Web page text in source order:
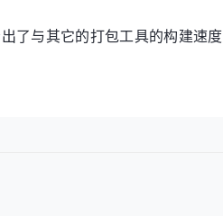
了与其它的打包工具的构建速